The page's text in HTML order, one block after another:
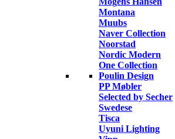
Montana
Muubs
Naver Collection
Noorstad
Nordic Modern
One Collection
Poulin Design
PP Møbler
Selected by Secher
Swedese
Tisca
Uyuni Lighting